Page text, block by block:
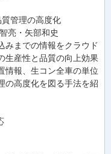
管理の高度化
亮・矢部和史
みまでの情報をクラウド
生産性と品質の向上効果
情報、生コン全車の単位
の高度化を図る手法を紹